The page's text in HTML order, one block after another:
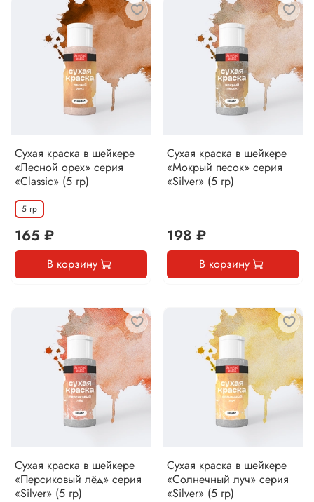
Сухая краска в шейкере
«Лесной орех» серия
«Classic» (5 гр)
5 гр
165 ₽
В корзину
Сухая краска в шейкере
«Мокрый песок» серия
«Silver» (5 гр)
198 ₽
В корзину
Сухая краска в шейкере
«Персиковый лёд» серия
«Silver» (5 гр)
Сухая краска в шейкере
«Солнечный луч» серия
«Silver» (5 гр)